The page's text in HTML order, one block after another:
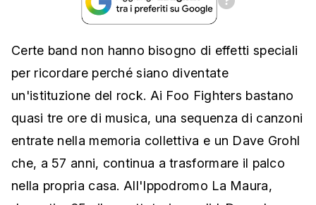
Certe band non hanno bisogno di effetti speciali
per ricordare perché siano diventate
un'istituzione del rock. Ai Foo Fighters bastano
quasi tre ore di musica, una sequenza di canzoni
entrate nella memoria collettiva e un Dave Grohl
che, a 57 anni, continua a trasformare il palco
nella propria casa. All'Ippodromo La Maura,